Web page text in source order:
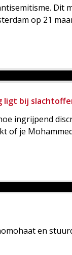
Dit
op 21
ligt bij
ingrijpend
of je
en